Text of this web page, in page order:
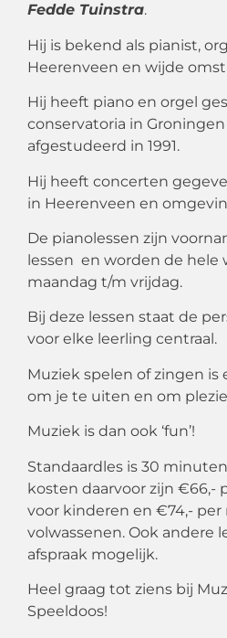
Fedde Tuinstra.
Hij is bekend als pianist,
Heerenveen en wijde
Hij heeft piano en orgel
conservatoria in
afgestudeerd in 1991.
Hij heeft concerten
in Heerenveen en
De pianolessen zijn
lessen en worden de hele
maandag t/m vrijdag.
Bij deze lessen staat de
voor elke leerling centraal.
Muziek spelen of zingen is
om je te uiten en om
Muziek is dan ook ‘fun’!
Standaardles is 30
kosten daarvoor zijn €66,-
voor kinderen en €74,-
volwassenen. Ook andere
afspraak mogelijk.
Heel graag tot ziens bij
Speeldoos!